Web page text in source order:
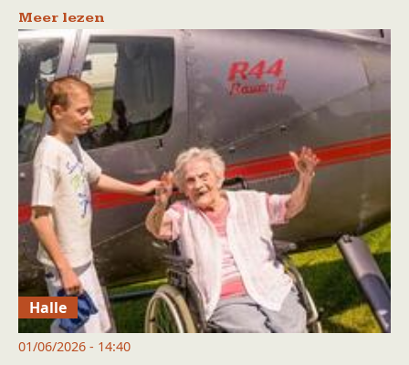
Meer lezen
Halle
01/06/2026 - 14:40